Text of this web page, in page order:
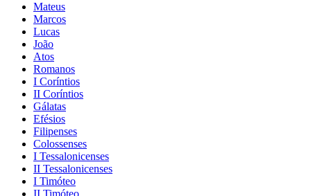
Mateus
Marcos
Lucas
João
Atos
Romanos
I Coríntios
II Coríntios
Gálatas
Efésios
Filipenses
Colossenses
I Tessalonicenses
II Tessalonicenses
I Timóteo
II Timóteo